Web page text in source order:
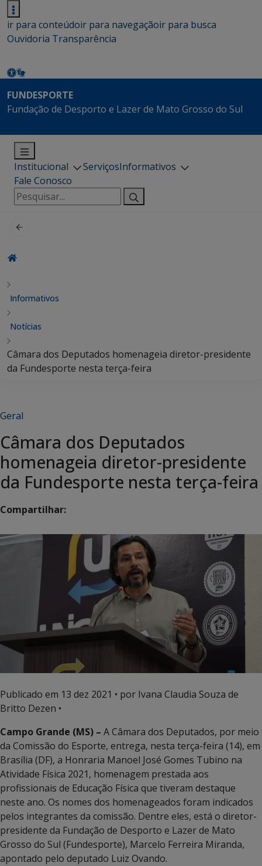
ir para conteúdoir para navegaçãoir para busca
Ouvidoria Transparência
FUNDESPORTE
Fundação de Desporto e Lazer de Mato Grosso do Sul
Institucional ServiçosInformativos
Fale Conosco
Pesquisar
por:
Informativos
Notícias
Câmara dos Deputados homenageia diretor-presidente
da Fundesporte nesta terça-feira
Geral
Câmara dos Deputados
homenageia diretor-presidente
da Fundesporte nesta terça-feira
Compartilhar:
Publicado em 13 dez 2021 • por Ivana Claudia Souza de
Britto Dezen •
Campo Grande (MS) – A Câmara dos Deputados, por meio
da Comissão do Esporte, entrega, nesta terça-feira (14), em
Brasília (DF), a Honraria Manoel José Gomes Tubino na
Atividade Física 2021, homenagem prestada aos
profissionais de Educação Física que tiveram destaque
neste ano. Os nomes dos homenageados foram indicados
pelos integrantes da comissão. Dentre eles, está o diretor-
presidente da Fundação de Desporto e Lazer de Mato
Grosso do Sul (Fundesporte), Marcelo Ferreira Miranda,
apontado pelo deputado Luiz Ovando.